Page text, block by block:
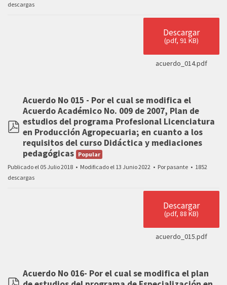
descargas
Descargar
(pdf, 91 KB)
acuerdo_014.pdf
pdf
Acuerdo No 015 - Por el cual se modifica el
Acuerdo Académico No. 009 de 2007, Plan de
estudios del programa Profesional Licenciatura
en Producción Agropecuaria; en cuanto a los
requisitos del curso Didáctica y mediaciones
pedagógicas Popular
Publicado el 05 Julio 2018
Modificado el 13 Junio 2022 Por pasante
1852
descargas
Descargar
(pdf, 88 KB)
acuerdo_015.pdf
Acuerdo No 016- Por el cual se modifica el plan